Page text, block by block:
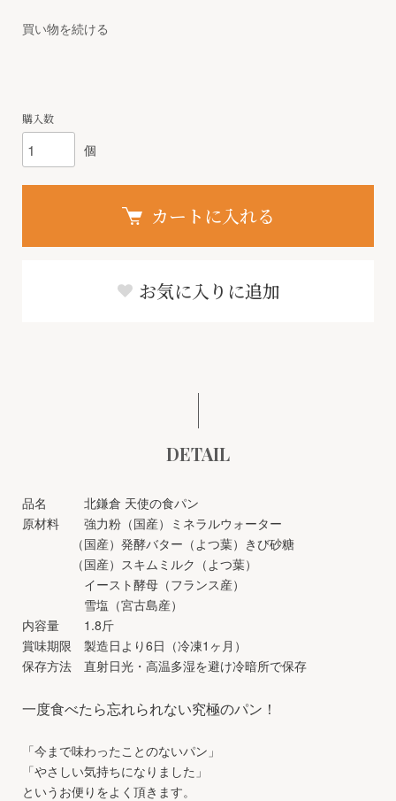
買い物を続ける
購入数
個
カートに入れる
お気に入りに追加
DETAIL
品名 北鎌倉 天使の食パン
原材料 強力粉（国産）ミネラルウォーター
（国産）発酵バター（よつ葉）きび砂糖
（国産）スキムミルク（よつ葉）
イースト酵母（フランス産）
雪塩（宮古島産）
内容量 1.8斤
賞味期限 製造日より6日（冷凍1ヶ月）
保存方法 直射日光・高温多湿を避け冷暗所で保存
一度食べたら忘れられない究極のパン！
「今まで味わったことのないパン」
「やさしい気持ちになりました」
というお便りをよく頂きます。